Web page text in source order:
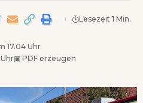
17.04 Uhr
▣ PDF erzeugen
Lesezeit 1 Min.